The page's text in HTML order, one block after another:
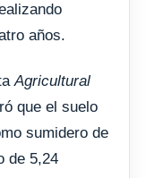
años.
Agricultural
que el suelo
sumidero de
de 5,24